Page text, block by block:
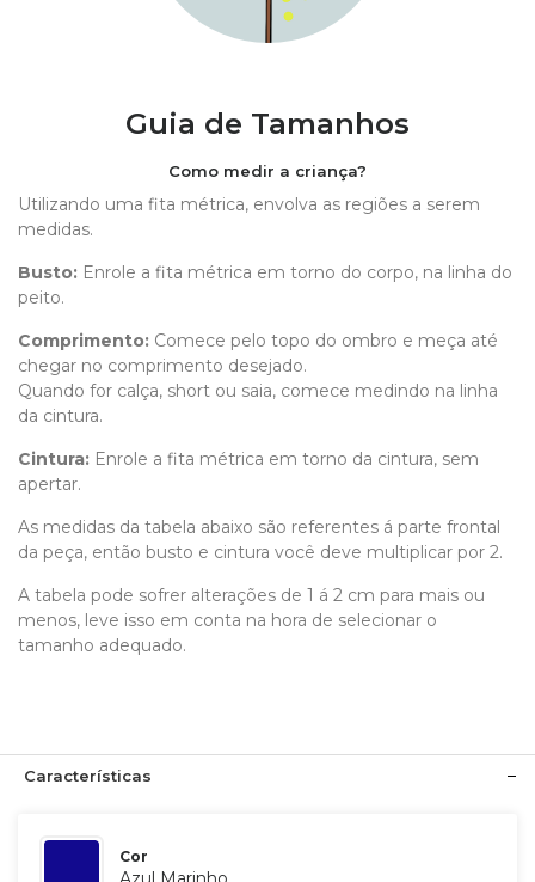
Guia de Tamanhos
Como medir a criança?
Utilizando uma fita métrica, envolva as regiões a serem
medidas.
Busto: Enrole a fita métrica em torno do corpo, na linha do
peito.
Comprimento: Comece pelo topo do ombro e meça até
chegar no comprimento desejado.
Quando for calça, short ou saia, comece medindo na linha
da cintura.
Cintura: Enrole a fita métrica em torno da cintura, sem
apertar.
As medidas da tabela abaixo são referentes á parte frontal
da peça, então busto e cintura você deve multiplicar por 2.
A tabela pode sofrer alterações de 1 á 2 cm para mais ou
menos, leve isso em conta na hora de selecionar o
tamanho adequado.
Características
Cor